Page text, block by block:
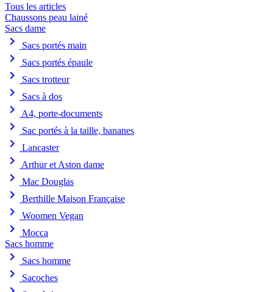
Tous les articles
Chaussons peau lainé
Sacs dame
chevron_right Sacs portés main
chevron_right Sacs portés épaule
chevron_right Sacs trotteur
chevron_right Sacs à dos
chevron_right A4, porte-documents
chevron_right Sac portés à la taille, bananes
chevron_right Lancaster
chevron_right Arthur et Aston dame
chevron_right Mac Douglas
chevron_right Berthille Maison Française
chevron_right Woomen Vegan
chevron_right
Mocca
Sacs homme
chevron_right Sacs homme
chevron_right Sacoches